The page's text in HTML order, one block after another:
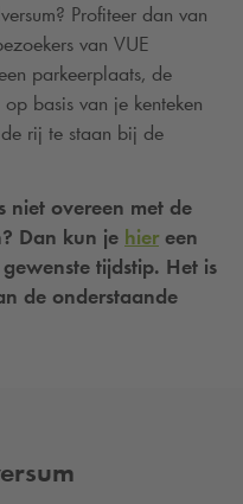
Profiteer dan van
van VUE
parkeerplaats, de
basis van je kenteken
rij te staan bij de
niet overeen met de
Dan kun je hier een
tijdstip. Het is
de onderstaande